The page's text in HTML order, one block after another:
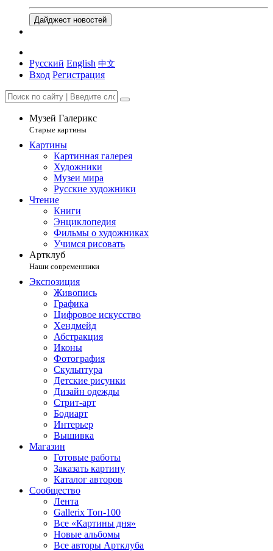
Дайджест новостей
Русский English 中文
Вход Регистрация
Музей Галерикс
Старые картины
Картины
Картинная галерея
Художники
Музеи мира
Русские художники
Чтение
Книги
Энциклопедия
Фильмы о художниках
Учимся рисовать
Артклуб
Наши современники
Экспозиция
Живопись
Графика
Цифровое искусство
Хендмейд
Абстракция
Иконы
Фотография
Скульптура
Детские рисунки
Дизайн одежды
Стрит-арт
Бодиарт
Интерьер
Вышивка
Магазин
Готовые работы
Заказать картину
Каталог авторов
Сообщество
Лента
Gallerix Топ-100
Все «Картины дня»
Новые альбомы
Все авторы Артклуба